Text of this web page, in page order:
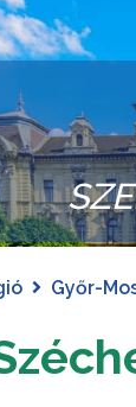
Győr-